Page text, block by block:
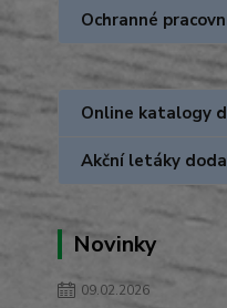
Ochranné
Online katalogy
Akční letáky
Novinky
09.02.2026